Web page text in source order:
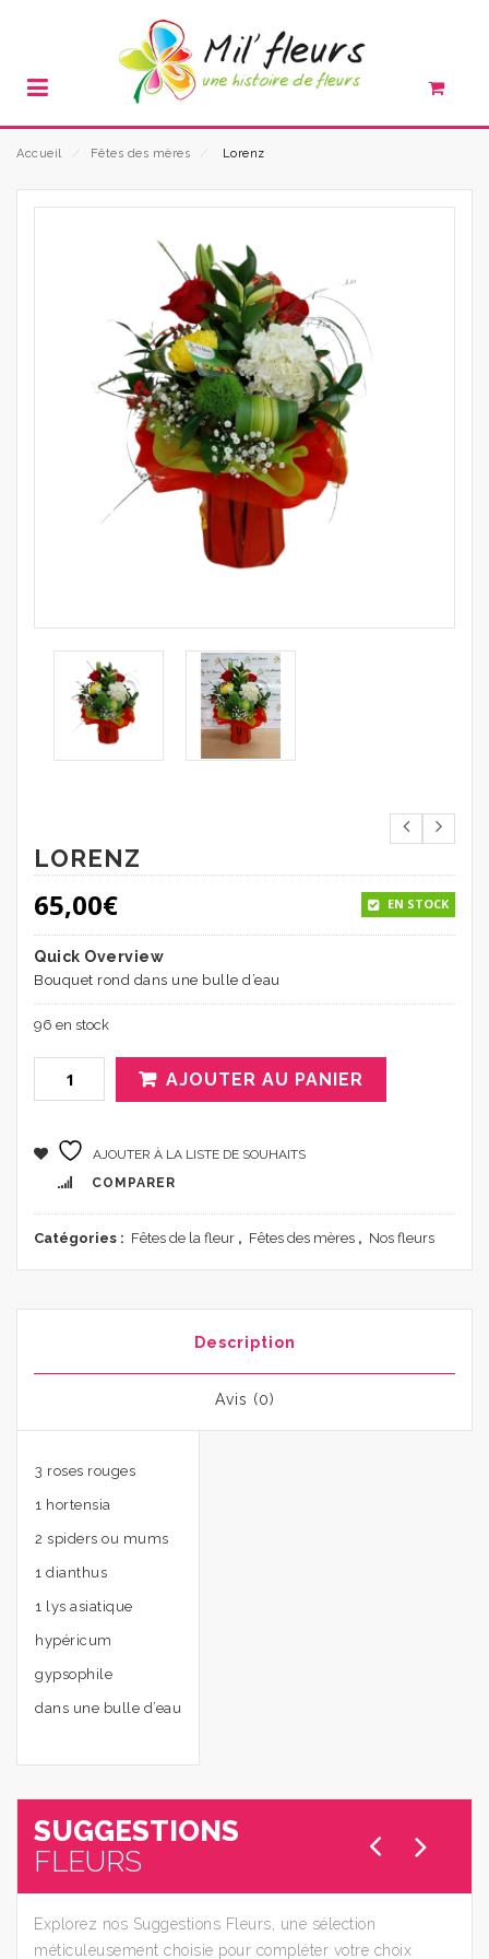
Accueil Fêtes des mères Lorenz
LORENZ
65,00€ EN STOCK
Quick Overview
Bouquet rond dans une bulle d’eau
96 en stock
AJOUTER AU PANIER
AJOUTER À LA LISTE DE SOUHAITS
COMPARER
Catégories : Fêtes de la fleur , Fêtes des mères , Nos fleurs
Description
Avis (0)
3 roses rouges
1 hortensia
2 spiders ou mums
1 dianthus
1 lys asiatique
hypéricum
gypsophile
dans une bulle d’eau
SUGGESTIONS
FLEURS
Explorez nos Suggestions Fleurs, une sélection
méticuleusement choisie pour compléter votre choix